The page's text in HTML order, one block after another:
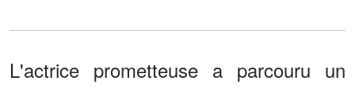
L'actrice prometteuse a parcouru un